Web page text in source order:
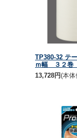
TP380-32 テ
ｍ幅 ３２巻
13,728円(本体